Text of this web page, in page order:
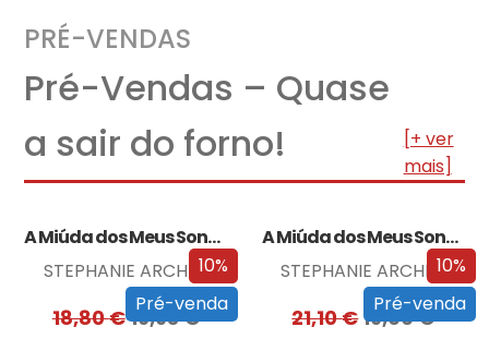
PRÉ-VENDAS
Pré-Vendas – Quase
a sair do forno!
[+ ver
mais]
10%
Pré-venda
A Miúda dos Meus Sonhos
STEPHANIE ARCHER
18,80€16,93€
10%
Pré-venda
A Miúda dos Meus Sonhos – Edição…
STEPHANIE ARCHER
21,10€19,00€